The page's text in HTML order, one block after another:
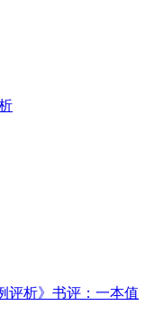
评析》书评：一本值